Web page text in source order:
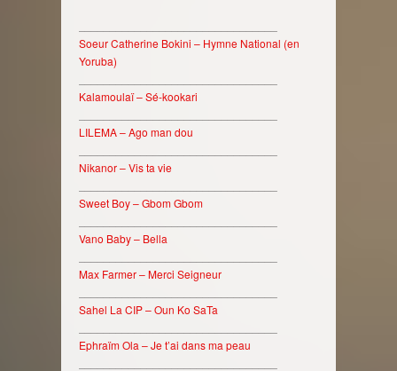
Soeur Catherine Bokini – Hymne National (en
Yoruba)
Kalamoulaï – Sé-kookari
LILEMA – Ago man dou
Nikanor – Vis ta vie
Sweet Boy – Gbom Gbom
Vano Baby – Bella
Max Farmer – Merci Seigneur
Sahel La CIP – Oun Ko SaTa
Ephraïm Ola – Je t’ai dans ma peau